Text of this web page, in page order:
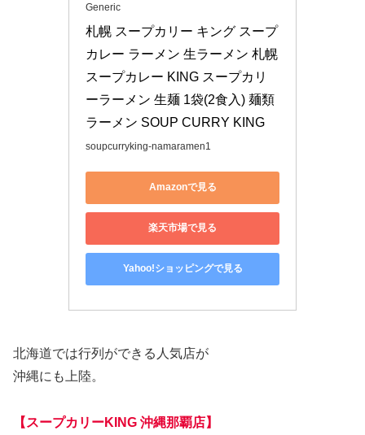
Generic
札幌 スープカリー キング スープ
カレー ラーメン 生ラーメン 札幌
スープカレー KING スープカリ
ーラーメン 生麺 1袋(2食入) 麺類
ラーメン SOUP CURRY KING
soupcurryking-namaramen1
Amazonで見る
楽天市場で見る
Yahoo!ショッピングで見る
北海道では行列ができる人気店が
沖縄にも上陸。
【スープカリーKING 沖縄那覇店】